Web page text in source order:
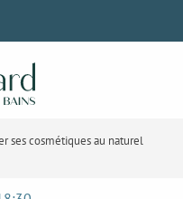
ses cosmétiques au naturel